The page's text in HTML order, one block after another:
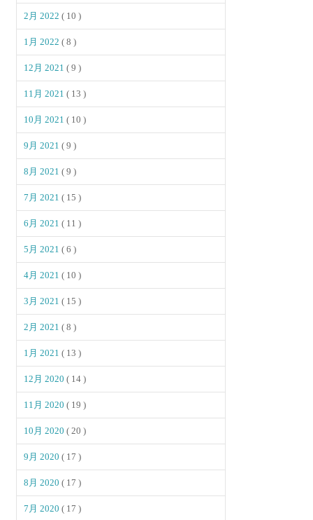
2月 2022( 10 )
1月 2022( 8 )
12月 2021( 9 )
11月 2021( 13 )
10月 2021( 10 )
9月 2021( 9 )
8月 2021( 9 )
7月 2021( 15 )
6月 2021( 11 )
5月 2021( 6 )
4月 2021( 10 )
3月 2021( 15 )
2月 2021( 8 )
1月 2021( 13 )
12月 2020( 14 )
11月 2020( 19 )
10月 2020( 20 )
9月 2020( 17 )
8月 2020( 17 )
7月 2020( 17 )